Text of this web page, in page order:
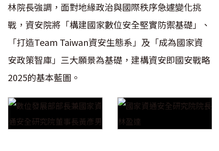
林院長強調，面對地緣政治與國際秩序急遽變化挑
戰，資安院將「構建國家數位安全堅實防禦基礎」、
「打造Team Taiwan資安生態系」及「成為國家資
安政策智庫」三大願景為基礎，建構資安即國安戰略
2025的基本藍圖。